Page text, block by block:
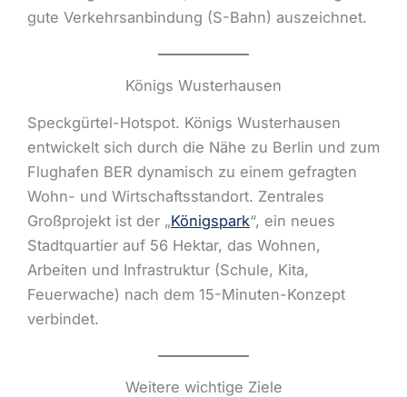
gute Verkehrsanbindung (S-Bahn) auszeichnet.
Königs Wusterhausen
Speckgürtel-Hotspot. Königs Wusterhausen
entwickelt sich durch die Nähe zu Berlin und zum
Flughafen BER dynamisch zu einem gefragten
Wohn- und Wirtschaftsstandort. Zentrales
Großprojekt ist der „Königspark“, ein neues
Stadtquartier auf 56 Hektar, das Wohnen,
Arbeiten und Infrastruktur (Schule, Kita,
Feuerwache) nach dem 15-Minuten-Konzept
verbindet.
Weitere wichtige Ziele